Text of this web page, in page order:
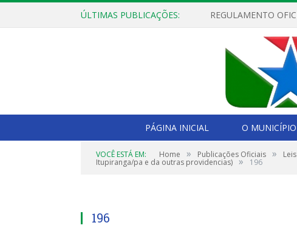
ÚLTIMAS PUBLICAÇÕES:
PÁGINA INICIAL O MUNICÍPIO
VOCÊ ESTÁ EM: Home » Publicações Oficiais » Leis
Itupiranga/pa e da outras providencias) » 196
196